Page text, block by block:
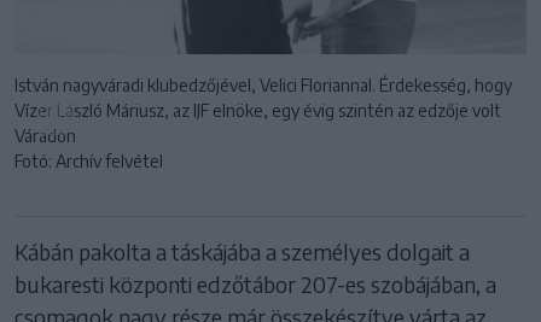
István nagyváradi klubedzőjével, Velici Floriannal. Érdekesség, hogy
Vízer László Máriusz, az IJF elnöke, egy évig szintén az edzője volt
Váradon
Fotó: Archív felvétel
Kábán pakolta a táskájába a személyes dolgait a
bukaresti központi edzőtábor 207-es szobájában, a
csomagok nagy része már összekészítve várta az